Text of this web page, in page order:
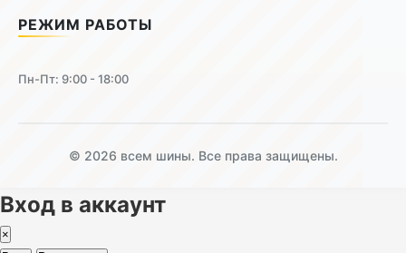
РЕЖИМ РАБОТЫ
Пн-Пт: 9:00 - 18:00
© 2026 всем шины. Все права защищены.
Вход в аккаунт
×